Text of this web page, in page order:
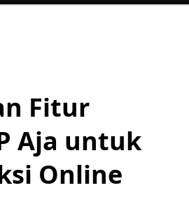
Fitur
Aja untuk
Online